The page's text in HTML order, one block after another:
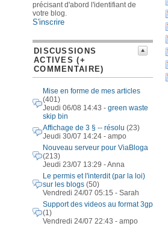
précisant d'abord l'identifiant de
votre blog.
S'inscrire
DISCUSSIONS
ACTIVES (+
COMMENTAIRE)
Mise en forme de mes articles
(401)
Jeudi 06/08 14:43 - green waste
skip bin
Affichage de 3 § -- résolu (23)
Jeudi 30/07 14:24 - ampo
Nouveau serveur pour ViaBloga
(213)
Jeudi 23/07 13:29 - Anna
Le permis et l'interdit (par la loi)
sur les blogs (50)
Vendredi 24/07 05:15 - Sarah
Support des videos au format 3gp
(1)
Vendredi 24/07 22:43 - ampo